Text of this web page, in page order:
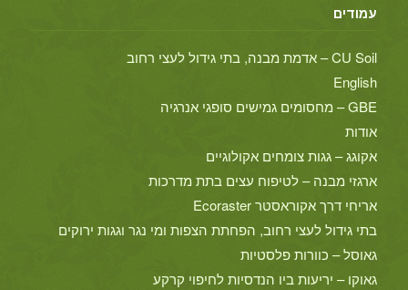
עמודים
CU Soil – אדמת מבנה, בתי גידול לעצי רחוב
English
GBE – מחסומים גמישים סופגי אנרגיה
אודות
אקוגג – גגות צומחים אקולוגיים
ארגזי מבנה – לטיפוח עצים בתת מדרכות
אריחי דרך אקוראסטר Ecoraster
בתי גידול לעצי רחוב, הפחתת הצפות ומי נגר וגגות ירוקים
גאוסל – כוורות פלסטיות
גאוקו – יריעות ביו הנדסיות לחיפוי קרקע